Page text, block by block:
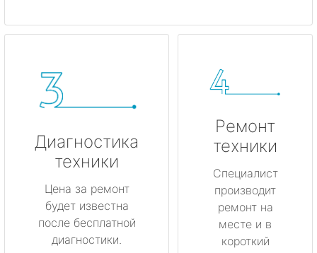
Диагностика
техники
Цена за ремонт
будет известна
после бесплатной
диагностики.
Ремонт
техники
Специалист
производит
ремонт на
месте и в
короткий